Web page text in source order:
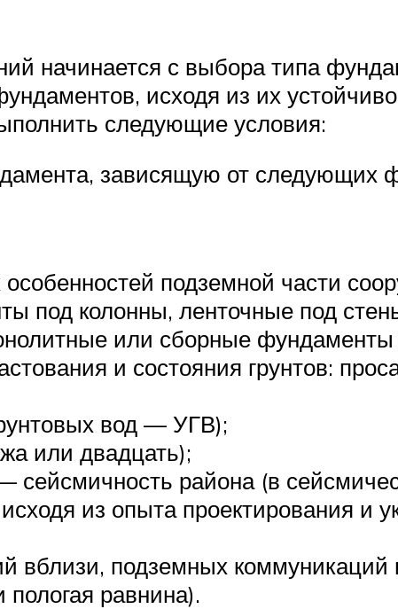
начинается с выбора типа
исходя из их
следующие условия:
зависящую от следующих
подземной части
под колонны, ленточные под
или сборные фундаменты
и состояния грунтов:
вод — УГВ);
или двадцать);
района (в
из опыта проектирования и
вблизи, подземных коммуникаций
равнина).